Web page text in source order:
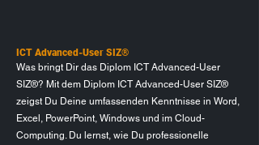
ICT Advanced-User SIZ®
Was bringt Dir das Diplom ICT Advanced-User
SIZ®? Mit dem Diplom ICT Advanced-User SIZ®
zeigst Du Deine umfassenden Kenntnisse in Word,
Excel, PowerPoint, Windows und im Cloud-
Computing. Du lernst, wie Du professionelle